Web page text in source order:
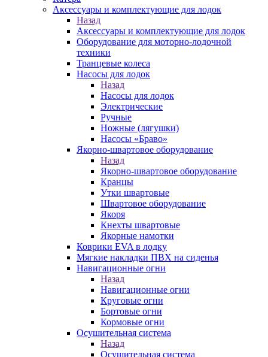
Аксессуары и комплектующие для лодок
Назад
Аксессуары и комплектующие для лодок
Оборудование для моторно-лодочной
техники
Транцевые колеса
Насосы для лодок
Назад
Насосы для лодок
Электрические
Ручные
Ножные (лягушки)
Насосы «Браво»
Якорно-швартовое оборудование
Назад
Якорно-швартовое оборудование
Кранцы
Утки швартовые
Швартовое оборудование
Якоря
Кнехты швартовые
Якорные намотки
Коврики EVA в лодку
Мягкие накладки ПВХ на сиденья
Навигационные огни
Назад
Навигационные огни
Круговые огни
Бортовые огни
Кормовые огни
Осушительная система
Назад
Осушительная система